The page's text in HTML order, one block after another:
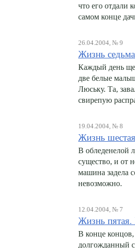
что его отдали
самом конце
26.04.2004, № 9
Жизнь
Каждый день
две белые
Люську. Та,
свирепую
19.04.2004, № 8
Жизнь
В обледенелой
существо, и от
машина задела
невозможно.
12.04.2004, № 7
Жизнь пятая.
В конце
долгожданный